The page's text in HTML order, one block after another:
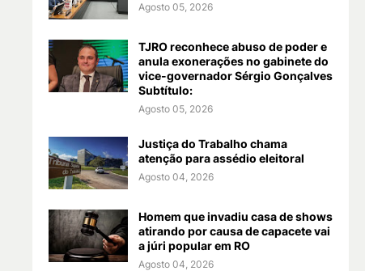
Agosto 05, 2026
TJRO reconhece abuso de poder e
anula exonerações no gabinete do
vice-governador Sérgio Gonçalves
Subtítulo:
Agosto 05, 2026
Justiça do Trabalho chama
atenção para assédio eleitoral
Agosto 04, 2026
Homem que invadiu casa de shows
atirando por causa de capacete vai
a júri popular em RO
Agosto 04, 2026